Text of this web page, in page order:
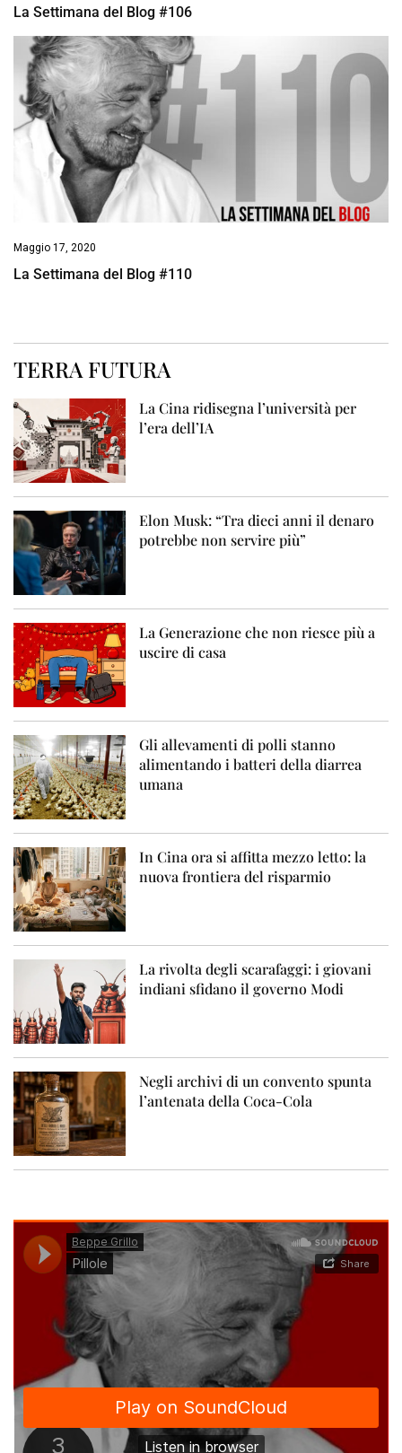
La Settimana del Blog #106
Maggio 17, 2020
La Settimana del Blog #110
TERRA FUTURA
La Cina ridisegna l’università per
l’era dell’IA
Elon Musk: “Tra dieci anni il denaro
potrebbe non servire più”
La Generazione che non riesce più a
uscire di casa
Gli allevamenti di polli stanno
alimentando i batteri della diarrea
umana
In Cina ora si affitta mezzo letto: la
nuova frontiera del risparmio
La rivolta degli scarafaggi: i giovani
indiani sfidano il governo Modi
Negli archivi di un convento spunta
l’antenata della Coca-Cola